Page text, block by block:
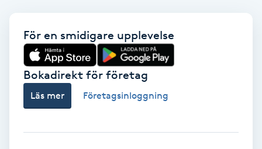
BIAB
Blowout
För en smidigare upplevelse
Bokadirekt för företag
Läs mer Företagsinloggning